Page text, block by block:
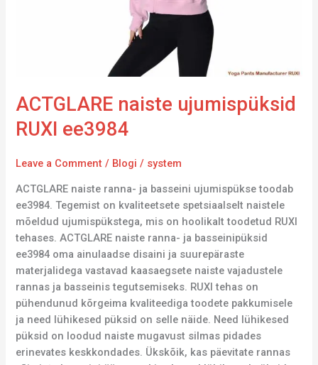
ACTGLARE naiste ujumispüksid
RUXI ee3984
Leave a Comment / Blogi / system
ACTGLARE naiste ranna- ja basseini ujumispükse toodab
ee3984. Tegemist on kvaliteetsete spetsiaalselt naistele
mõeldud ujumispükstega, mis on hoolikalt toodetud RUXI
tehases. ACTGLARE naiste ranna- ja basseinipüksid
ee3984 oma ainulaadse disaini ja suurepäraste
materjalidega vastavad kaasaegsete naiste vajadustele
rannas ja basseinis tegutsemiseks. RUXI tehas on
pühendunud kõrgeima kvaliteediga toodete pakkumisele
ja need lühikesed püksid on selle näide. Need lühikesed
püksid on loodud naiste mugavust silmas pidades
erinevates keskkondades. Ükskõik, kas päevitate rannas